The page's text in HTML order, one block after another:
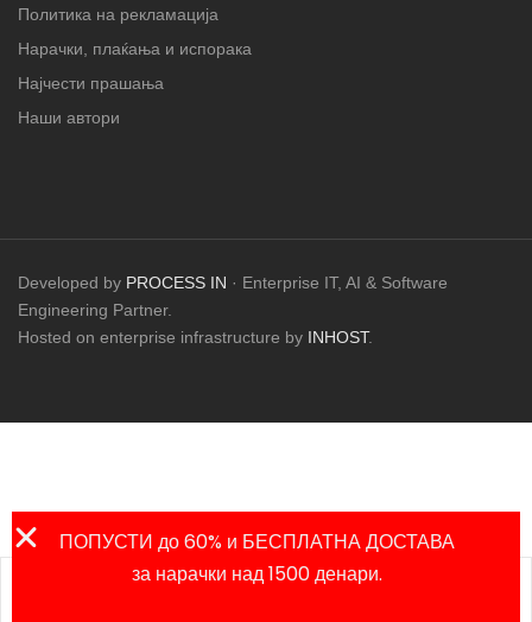
Политика на рекламација
Нарачки, плаќања и испорака
Најчести прашања
Наши автори
Developed by PROCESS IN · Enterprise IT, AI & Software
Engineering Partner.
Hosted on enterprise infrastructure by INHOST.
ПОПУСТИ до 60% и БЕСПЛАТНА ДОСТАВА
за нарачки над 1500 денари.